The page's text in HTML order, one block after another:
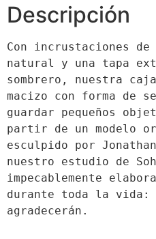
Descripción
Con incrustaciones
natural y una tapa
sombrero, nuestra
macizo con forma de
guardar pequeños
partir de un modelo
esculpido por
nuestro estudio de
impecablemente
durante toda la vida:
agradecerán.